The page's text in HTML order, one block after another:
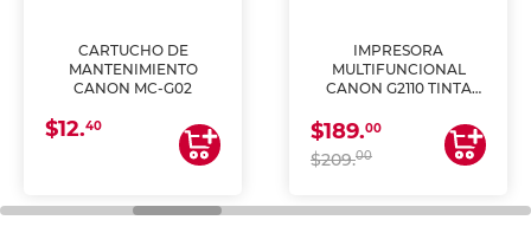
CARTUCHO DE
MANTENIMIENTO
CANON MC-G02
$12.40
IMPRESORA
MULTIFUNCIONAL
CANON G2110 TINTA
$189.00
$209.00